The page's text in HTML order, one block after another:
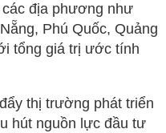
địa phương như
Phú Quốc, Quảng
tổng giá trị ước tính
thị trường phát triển
hút nguồn lực đầu tư